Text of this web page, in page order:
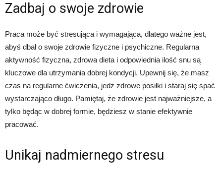
Zadbaj o swoje zdrowie
Praca może być stresująca i wymagająca, dlatego ważne jest,
abyś dbał o swoje zdrowie fizyczne i psychiczne. Regularna
aktywność fizyczna, zdrowa dieta i odpowiednia ilość snu są
kluczowe dla utrzymania dobrej kondycji. Upewnij się, że masz
czas na regularne ćwiczenia, jedz zdrowe posiłki i staraj się spać
wystarczająco długo. Pamiętaj, że zdrowie jest najważniejsze, a
tylko będąc w dobrej formie, będziesz w stanie efektywnie
pracować.
Unikaj nadmiernego stresu